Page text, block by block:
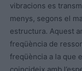
vibracions es
menys, segons el
estructura. Aquest
freqüència de
freqüència a la que